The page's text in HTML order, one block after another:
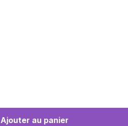
Ajouter au panier